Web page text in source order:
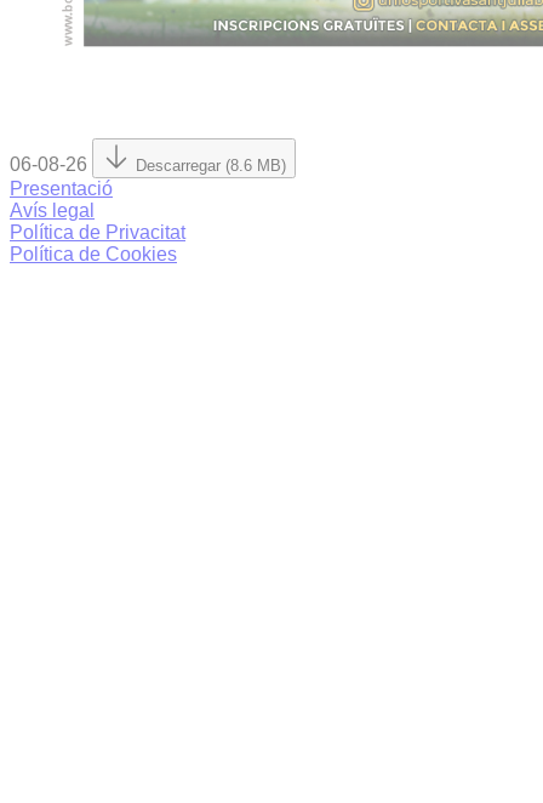
06-08-26 Descarregar (8.6 MB)
Presentació
Avís legal
Política de Privacitat
Política de Cookies